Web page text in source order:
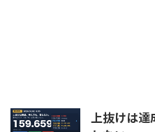
上抜けは達